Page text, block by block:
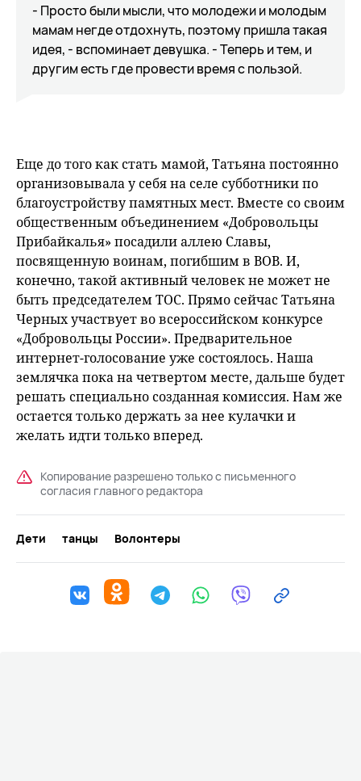
- Просто были мысли, что молодежи и молодым
мамам негде отдохнуть, поэтому пришла такая
идея, - вспоминает девушка. - Теперь и тем, и
другим есть где провести время с пользой.
Еще до того как стать мамой, Татьяна постоянно
организовывала у себя на селе субботники по
благоустройству памятных мест. Вместе со своим
общественным объединением «Добровольцы
Прибайкалья» посадили аллею Славы,
посвященную воинам, погибшим в ВОВ. И,
конечно, такой активный человек не может не
быть председателем ТОС. Прямо сейчас Татьяна
Черных участвует во всероссийском конкурсе
«Добровольцы России». Предварительное
интернет-голосование уже состоялось. Наша
землячка пока на четвертом месте, дальше будет
решать специально созданная комиссия. Нам же
остается только держать за нее кулачки и
желать идти только вперед.
Копирование разрешено только с письменного
согласия главного редактора
Дети танцы Волонтеры